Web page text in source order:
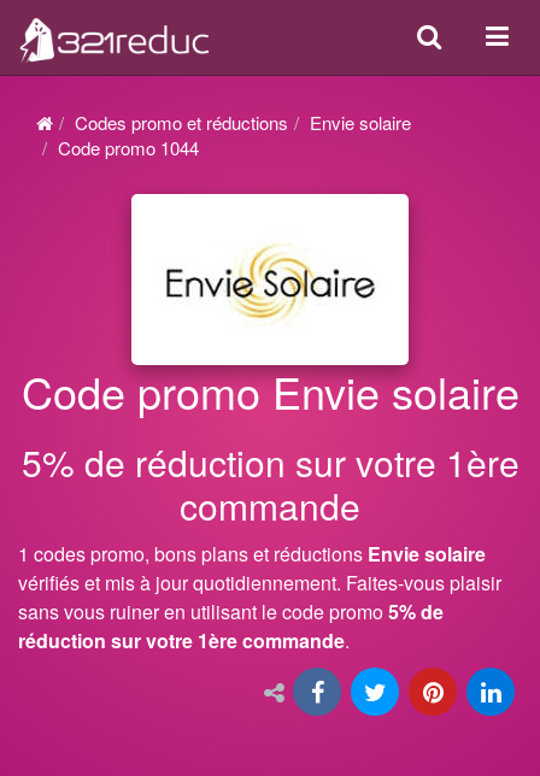
ou
Search
Codes promo et réductions
Envie solaire
Code promo 1044
Code promo Envie solaire
5% de réduction sur votre 1ère
commande
1 codes promo, bons plans et réductions Envie solaire
vérifiés et mis à jour quotidiennement. Faites-vous plaisir
sans vous ruiner en utilisant le code promo5% de
réduction sur votre 1ère commande.